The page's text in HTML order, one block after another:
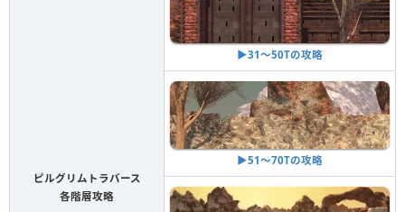
ピルグリムトラバース
各階層攻略
▶︎31〜50Tの攻略
▶︎51〜70Tの攻略